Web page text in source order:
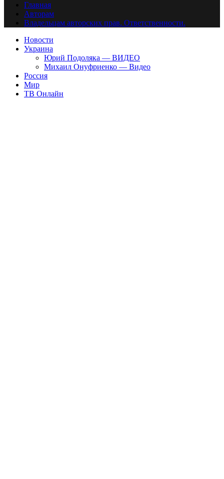
Главная
Авторам
Владельцам авторских прав. Ответственности.
Новости
Украина
Юрий Подоляка — ВИДЕО
Михаил Онуфриенко — Видео
Россия
Мир
ТВ Онлайн